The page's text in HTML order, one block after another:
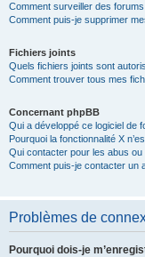
Comment surveiller des
Comment puis-je supprimer
Fichiers joints
Quels fichiers joints sont
Comment trouver tous mes
Concernant phpBB
Qui a développé ce logiciel de
Pourquoi la fonctionnalité X
Qui contacter pour les abus
Comment puis-je contacter un
Problèmes de
Pourquoi dois-je